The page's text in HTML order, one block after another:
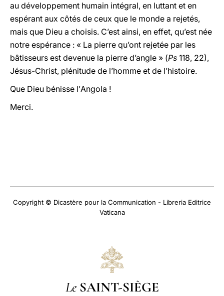
au développement humain intégral, en luttant et en
espérant aux côtés de ceux que le monde a rejetés,
mais que Dieu a choisis. C’est ainsi, en effet, qu’est née
notre espérance : « La pierre qu’ont rejetée par les
bâtisseurs est devenue la pierre d’angle » (Ps 118, 22),
Jésus-Christ, plénitude de l’homme et de l’histoire.
Que Dieu bénisse l'Angola !
Merci.
Copyright © Dicastère pour la Communication - Libreria Editrice
Vaticana
Le SAINT-SIÈGE